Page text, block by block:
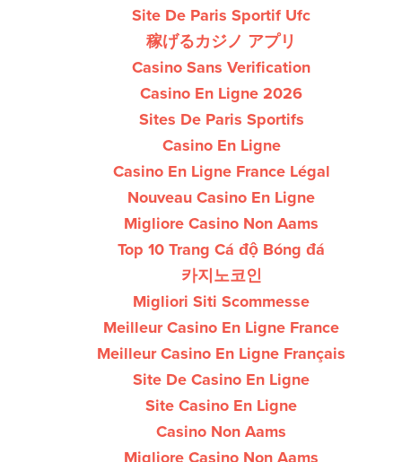
Site De Paris Sportif Ufc
稼げるカジノ アプリ
Casino Sans Verification
Casino En Ligne 2026
Sites De Paris Sportifs
Casino En Ligne
Casino En Ligne France Légal
Nouveau Casino En Ligne
Migliore Casino Non Aams
Top 10 Trang Cá độ Bóng đá
카지노코인
Migliori Siti Scommesse
Meilleur Casino En Ligne France
Meilleur Casino En Ligne Français
Site De Casino En Ligne
Site Casino En Ligne
Casino Non Aams
Migliore Casino Non Aams